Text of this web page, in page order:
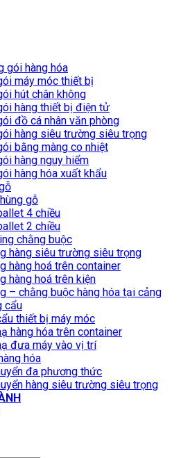
gói hàng hóa
máy móc thiết bị
hút chân không
hàng thiết bị điện tử
đồ cá nhân văn phòng
hàng siêu trường siêu trọng
bằng màng co nhiệt
hàng nguy hiểm
hàng hóa xuất khẩu
gỗ
4 chiều
2 chiều
chằng buộc
hàng siêu trường siêu trọng
hàng hoá trên container
hàng hoá trên kiện
– chằng buộc hàng hóa tại cảng
cẩu
thiết bị máy móc
hàng hóa trên container
đưa máy vào vị trí
hóa
đa phương thức
hàng siêu trường siêu trọng